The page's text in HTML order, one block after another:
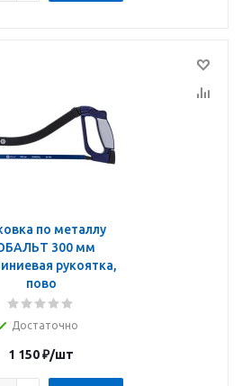
по металлу
300 мм
рукоятка,
пово
Достаточно
1 150₽/шт